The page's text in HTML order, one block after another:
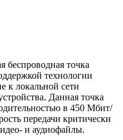
беспроводная точка
технологии
к локальной сети
Данная точка
в 450 Мбит/
передачи критически
и аудиофайлы.